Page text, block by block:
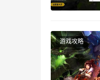
游戏攻略